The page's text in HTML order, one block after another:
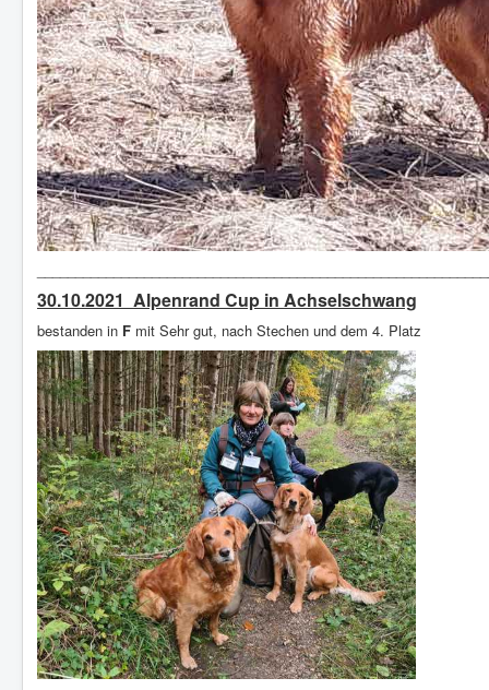
30.10.2021 Alpenrand Cup in Achselschwang
bestanden in F mit Sehr gut, nach Stechen und dem 4. Platz